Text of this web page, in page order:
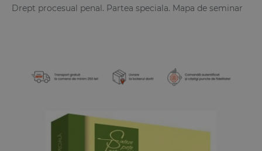
Drept procesual penal. Partea speciala. Mapa de seminar